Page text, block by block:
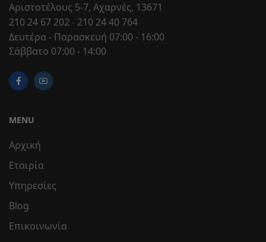
Αριστοτέλους 5-7, Αχαρνές, 13671
210 24 67 202 - 210 24 40 764
Δευτέρα - Παρασκευή 07:00 - 16:00
Σάββατο 07:00 - 14:00
MENU
Αρχική
Εταιρία
Υπηρεσίες
Blog
Επικοινωνία